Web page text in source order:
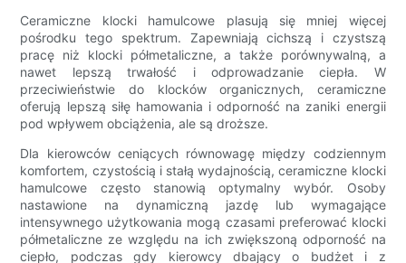
Ceramiczne klocki hamulcowe plasują się mniej więcej
pośrodku tego spektrum. Zapewniają cichszą i czystszą
pracę niż klocki półmetaliczne, a także porównywalną, a
nawet lepszą trwałość i odprowadzanie ciepła. W
przeciwieństwie do klocków organicznych, ceramiczne
oferują lepszą siłę hamowania i odporność na zaniki energii
pod wpływem obciążenia, ale są droższe.
Dla kierowców ceniących równowagę między codziennym
komfortem, czystością i stałą wydajnością, ceramiczne klocki
hamulcowe często stanowią optymalny wybór. Osoby
nastawione na dynamiczną jazdę lub wymagające
intensywnego użytkowania mogą czasami preferować klocki
półmetaliczne ze względu na ich zwiększoną odporność na
ciepło, podczas gdy kierowcy dbający o budżet i z